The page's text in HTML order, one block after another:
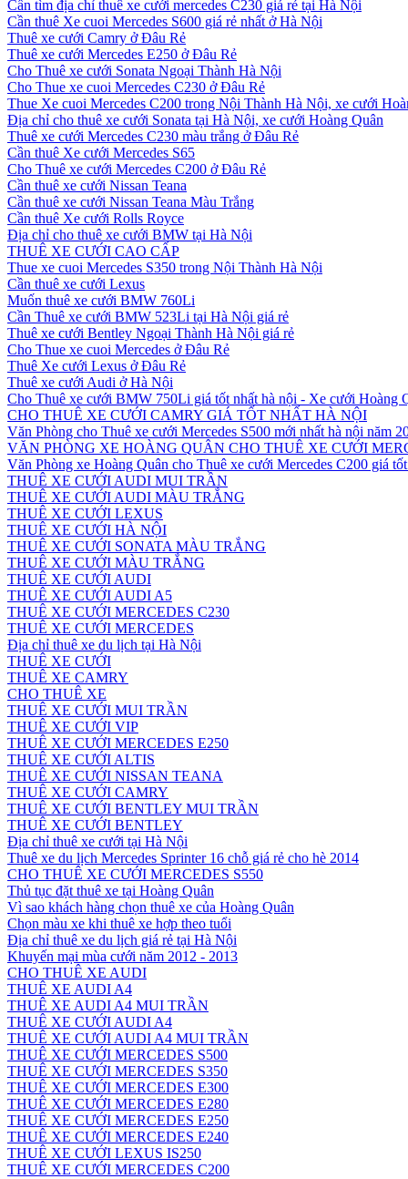
Cần tìm địa chỉ thuê xe cưới mercedes C230 giá rẻ tại Hà Nội
Cần thuê Xe cuoi Mercedes S600 giá rẻ nhất ở Hà Nội
Thuê xe cưới Camry ở Đâu Rẻ
Thuê xe cưới Mercedes E250 ở Đâu Rẻ
Cho Thuê xe cưới Sonata Ngoại Thành Hà Nội
Cho Thue xe cuoi Mercedes C230 ở Đâu Rẻ
Thue Xe cuoi Mercedes C200 trong Nội Thành Hà Nội, xe cưới
Địa chỉ cho thuê xe cưới Sonata tại Hà Nội, xe cưới Hoàng Quân
Thuê xe cưới Mercedes C230 màu trắng ở Đâu Rẻ
Cần thuê Xe cưới Mercedes S65
Cho Thuê xe cưới Mercedes C200 ở Đâu Rẻ
Cần thuê xe cưới Nissan Teana
Cần thuê xe cưới Nissan Teana Màu Trắng
Cần thuê Xe cưới Rolls Royce
Địa chỉ cho thuê xe cưới BMW tại Hà Nội
THUÊ XE CƯỚI CAO CẤP
Thue xe cuoi Mercedes S350 trong Nội Thành Hà Nội
Cần thuê xe cưới Lexus
Muốn thuê xe cưới BMW 760Li
Cần Thuê xe cưới BMW 523Li tại Hà Nội giá rẻ
Thuê xe cưới Bentley Ngoại Thành Hà Nội giá rẻ
Cho Thue xe cuoi Mercedes ở Đâu Rẻ
Thuê Xe cưới Lexus ở Đâu Rẻ
Thuê xe cưới Audi ở Hà Nội
Cho Thuê xe cưới BMW 750Li giá tốt nhất hà nội - Xe cưới Hoàng
CHO THUÊ XE CƯỚI CAMRY GIÁ TỐT NHẤT HÀ NỘI
Văn Phòng cho Thuê xe cưới Mercedes S500 mới nhất hà nội năm
VĂN PHÒNG XE HOÀNG QUÂN CHO THUÊ XE CƯỚI
Văn Phòng xe Hoàng Quân cho Thuê xe cưới Mercedes C200 giá
THUÊ XE CƯỚI AUDI MUI TRẦN
THUÊ XE CƯỚI AUDI MÀU TRẮNG
THUÊ XE CƯỚI LEXUS
THUÊ XE CƯỚI HÀ NỘI
THUÊ XE CƯỚI SONATA MÀU TRẮNG
THUÊ XE CƯỚI MÀU TRẮNG
THUÊ XE CƯỚI AUDI
THUÊ XE CƯỚI AUDI A5
THUÊ XE CƯỚI MERCEDES C230
THUÊ XE CƯỚI MERCEDES
Địa chỉ thuê xe du lịch tại Hà Nội
THUÊ XE CƯỚI
THUÊ XE CAMRY
CHO THUÊ XE
THUÊ XE CƯỚI MUI TRẦN
THUÊ XE CƯỚI VIP
THUÊ XE CƯỚI MERCEDES E250
THUÊ XE CƯỚI ALTIS
THUÊ XE CƯỚI NISSAN TEANA
THUÊ XE CƯỚI CAMRY
THUÊ XE CƯỚI BENTLEY MUI TRẦN
THUÊ XE CƯỚI BENTLEY
Địa chỉ thuê xe cưới tại Hà Nội
Thuê xe du lịch Mercedes Sprinter 16 chỗ giá rẻ cho hè 2014
CHO THUÊ XE CƯỚI MERCEDES S550
Thủ tục đặt thuê xe tại Hoàng Quân
Vì sao khách hàng chọn thuê xe của Hoàng Quân
Chọn màu xe khi thuê xe hợp theo tuổi
Địa chỉ thuê xe du lịch giá rẻ tại Hà Nội
Khuyến mại mùa cưới năm 2012 - 2013
CHO THUÊ XE AUDI
THUÊ XE AUDI A4
THUÊ XE AUDI A4 MUI TRẦN
THUÊ XE CƯỚI AUDI A4
THUÊ XE CƯỚI AUDI A4 MUI TRẦN
THUÊ XE CƯỚI MERCEDES S500
THUÊ XE CƯỚI MERCEDES S350
THUÊ XE CƯỚI MERCEDES E300
THUÊ XE CƯỚI MERCEDES E280
THUÊ XE CƯỚI MERCEDES E250
THUÊ XE CƯỚI MERCEDES E240
THUÊ XE CƯỚI LEXUS IS250
THUÊ XE CƯỚI MERCEDES C200